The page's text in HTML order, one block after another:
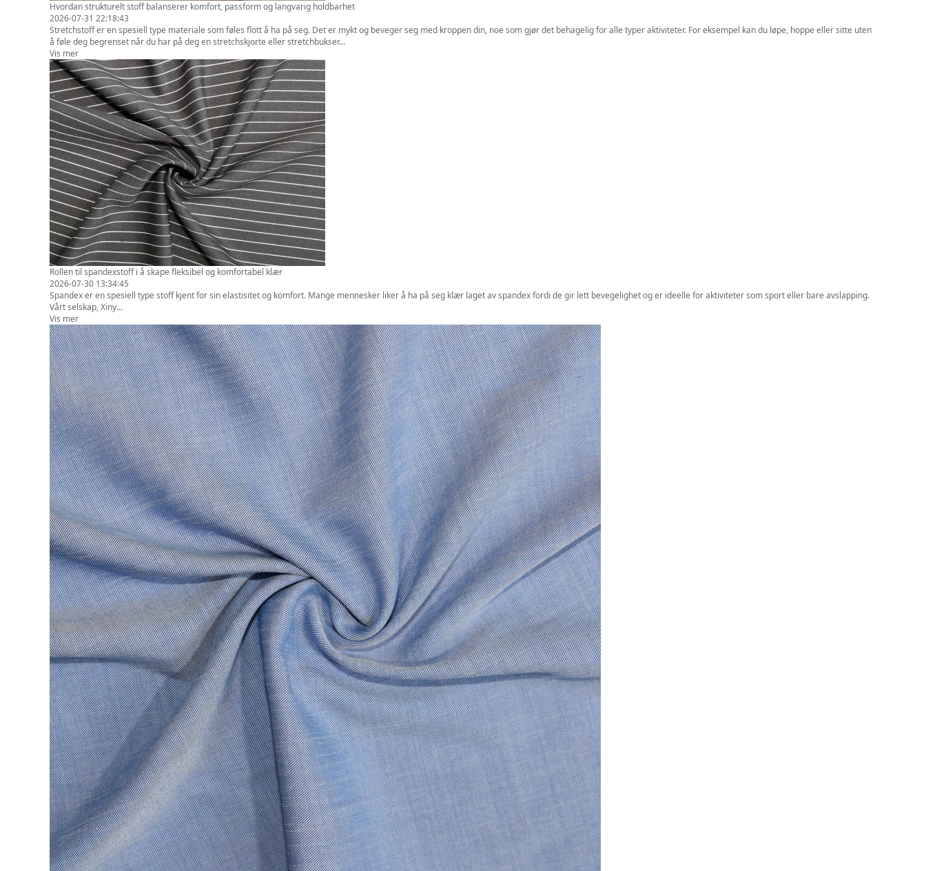
Hvordan strukturelt stoff balanserer komfort, passform og langvarig holdbarhet
2026-07-31 22:18:43
Stretchstoff er en spesiell type materiale som føles flott å ha på seg. Det er mykt og beveger seg med kroppen din, noe som gjør det behagelig for alle typer aktiviteter. For eksempel kan du løpe, hoppe eller sitte uten
å føle deg begrenset når du har på deg en stretchskjorte eller stretchbukser...
Vis mer
Rollen til spandexstoff i å skape fleksibel og komfortabel klær
2026-07-30 13:34:45
Spandex er en spesiell type stoff kjent for sin elastisitet og komfort. Mange mennesker liker å ha på seg klær laget av spandex fordi de gir lett bevegelighet og er ideelle for aktiviteter som sport eller bare avslapping.
Vårt selskap, Xiny...
Vis mer